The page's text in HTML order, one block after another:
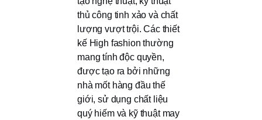
thủ công tinh xảo và chất
lượng vượt trội. Các thiết
kế High fashion thường
mang tính độc quyền,
được tạo ra bởi những
nhà mốt hàng đầu thế
giới, sử dụng chất liệu
quý hiếm và kỹ thuật may